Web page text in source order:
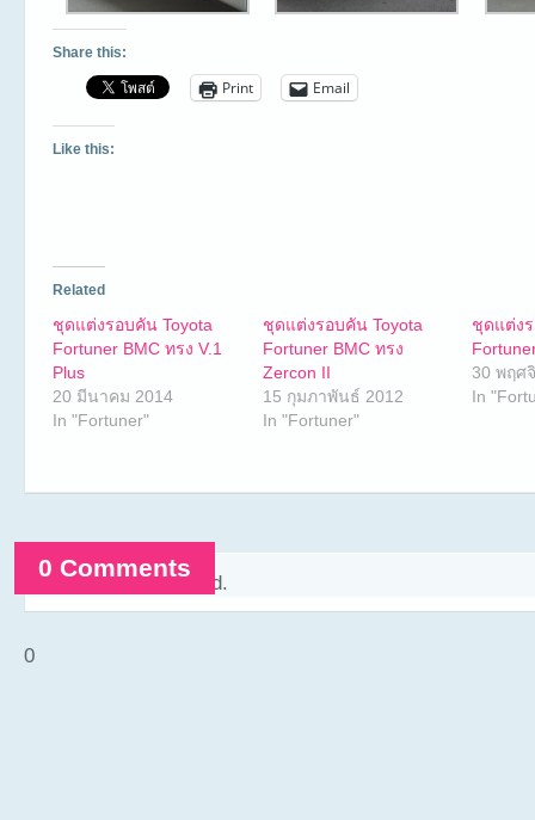
Share this:
Print Email
Like this:
Related
ชุดแต่งรอบคัน Toyota
Fortuner BMC ทรง V.1
Plus
20 มีนาคม 2014
In "Fortuner"
ชุดแต่งรอบคัน Toyota
Fortuner BMC ทรง
Zercon II
15 กุมภาพันธ์ 2012
In "Fortuner"
ชุดแต่ง
30 พฤศ
In
0 Comments
Comments are closed.
0